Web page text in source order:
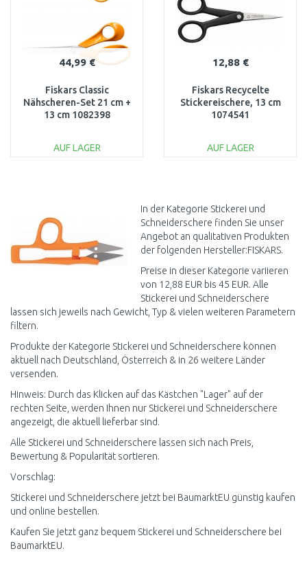
44,99 €
Fiskars Classic
Nähscheren-Set 21 cm +
13 cm 1082398
AUF LAGER
12,88 €
Fiskars Recycelte
Stickereischere, 13 cm
1074541
AUF LAGER
Vergleichen
In der Kategorie Stickerei und
Schneiderschere finden Sie unser
Angebot an qualitativen Produkten
der folgenden Hersteller:FISKARS.
Preise in dieser Kategorie variieren
von 12,88 EUR bis 45 EUR. Alle
Stickerei und Schneiderschere
lassen sich jeweils nach Gewicht, Typ & vielen weiteren Parametern
filtern.
Produkte der Kategorie Stickerei und Schneiderschere können
aktuell nach Deutschland, Österreich & in 26 weitere Länder
versenden.
Hinweis: Durch das Klicken auf das Kästchen "Lager" auf der
rechten Seite, werden Ihnen nur Stickerei und Schneiderschere
angezeigt, die aktuell lieferbar sind.
Alle Stickerei und Schneiderschere lassen sich nach Preis,
Bewertung & Popularität sortieren.
Vorschlag:
Stickerei und Schneiderschere jetzt bei BaumarktEU günstig kaufen
und online bestellen.
Kaufen Sie jetzt ganz bequem Stickerei und Schneiderschere bei
BaumarktEU.